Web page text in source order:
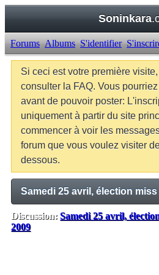
Soninkara
Forums Albums S'identifier
Si ceci est votre première
consulter la FAQ. Vous
avant de pouvoir poster:
uniquement à partir du site
commencer à voir les
forum que vous voulez visiter
dessous.
Samedi 25 avril, élection
Discussion: Samedi 25 avril,
2009